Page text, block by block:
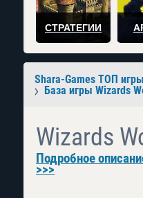
СТРАТЕГИИ
Shara-Games ТОП игры
База игры Wizards
Wizards
Подробное
>>>